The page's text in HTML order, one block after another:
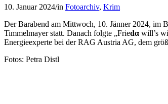
10. Januar 2024/in Fotoarchiv, Krim
Der Barabend am Mittwoch, 10. Jänner 2024, im
Timmelmayer statt. Danach folgte „Friedα will’s
Energieexperte bei der RAG Austria AG, dem
Fotos: Petra Distl